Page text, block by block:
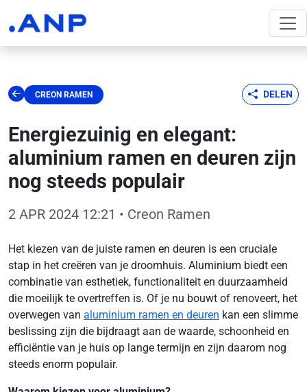
CREON RAMEN DELEN
Energiezuinig en elegant:
aluminium ramen en deuren zijn
nog steeds populair
2 APR 2024 12:21 • Creon Ramen
Het kiezen van de juiste ramen en deuren is een cruciale
stap in het creëren van je droomhuis. Aluminium biedt een
combinatie van esthetiek, functionaliteit en duurzaamheid
die moeilijk te overtreffen is. Of je nu bouwt of renoveert, het
overwegen van aluminium ramen en deuren kan een slimme
beslissing zijn die bijdraagt aan de waarde, schoonheid en
efficiëntie van je huis op lange termijn en zijn daarom nog
steeds enorm populair.